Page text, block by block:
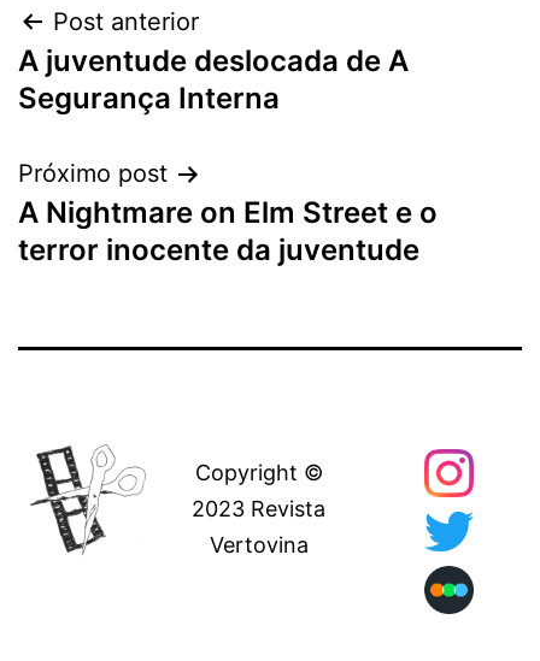
Navegação
de
Post anterior
A juventude deslocada de A
Segurança Interna
Próximo post
A Nightmare on Elm Street e o
terror inocente da juventude
Copyright ©
2023 Revista
Vertovina